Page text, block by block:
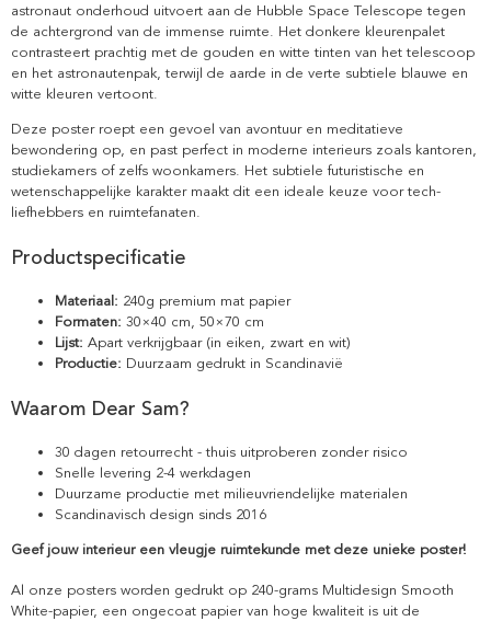
astronaut onderhoud uitvoert aan de Hubble Space Telescope tegen
de achtergrond van de immense ruimte. Het donkere kleurenpalet
contrasteert prachtig met de gouden en witte tinten van het telescoop
en het astronautenpak, terwijl de aarde in de verte subtiele blauwe en
witte kleuren vertoont.
Deze poster roept een gevoel van avontuur en meditatieve
bewondering op, en past perfect in moderne interieurs zoals kantoren,
studiekamers of zelfs woonkamers. Het subtiele futuristische en
wetenschappelijke karakter maakt dit een ideale keuze voor tech-
liefhebbers en ruimtefanaten.
Productspecificatie
Materiaal: 240g premium mat papier
Formaten: 30×40 cm, 50×70 cm
Lijst: Apart verkrijgbaar (in eiken, zwart en wit)
Productie: Duurzaam gedrukt in Scandinavië
Waarom Dear Sam?
30 dagen retourrecht - thuis uitproberen zonder risico
Snelle levering 2-4 werkdagen
Duurzame productie met milieuvriendelijke materialen
Scandinavisch design sinds 2016
Geef jouw interieur een vleugje ruimtekunde met deze unieke poster!
Al onze posters worden gedrukt op 240-grams Multidesign Smooth
White-papier, een ongecoat papier van hoge kwaliteit is uit de